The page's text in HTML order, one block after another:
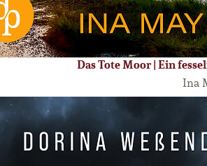
Das Tote Moor | Ein
Ina